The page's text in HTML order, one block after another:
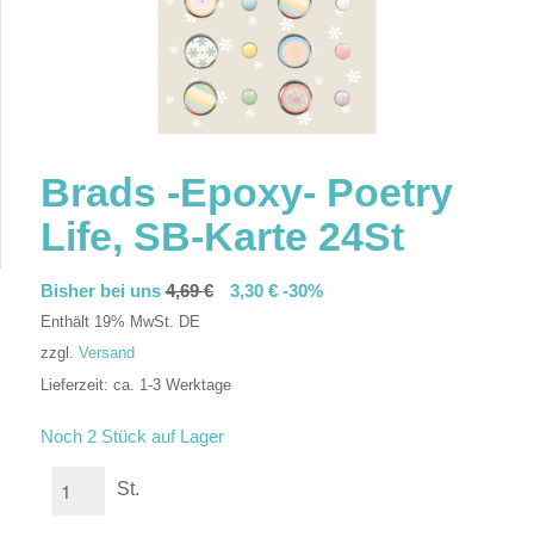
Brads -Epoxy- Poetry
Life, SB-Karte 24St
Bisher bei uns 4,69€ 3,30 €-30%
Enthält 19% MwSt. DE
zzgl. Versand
Lieferzeit: ca. 1-3 Werktage
Noch 2 Stück auf Lager
St.